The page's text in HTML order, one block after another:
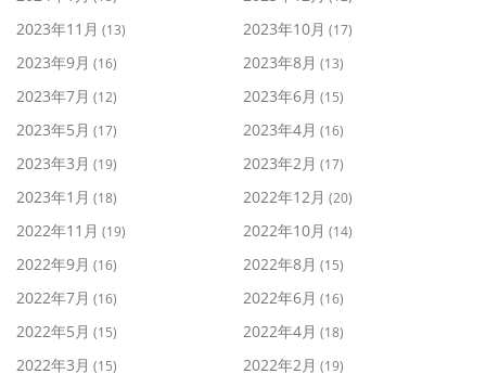
2023年11月 (13) 2023年10月 (17)
2023年9月 (16) 2023年8月 (13)
2023年7月 (12) 2023年6月 (15)
2023年5月 (17) 2023年4月 (16)
2023年3月 (19) 2023年2月 (17)
2023年1月 (18) 2022年12月 (20)
2022年11月 (19) 2022年10月 (14)
2022年9月 (16) 2022年8月 (15)
2022年7月 (16) 2022年6月 (16)
2022年5月 (15) 2022年4月 (18)
2022年3月 (15) 2022年2月 (19)